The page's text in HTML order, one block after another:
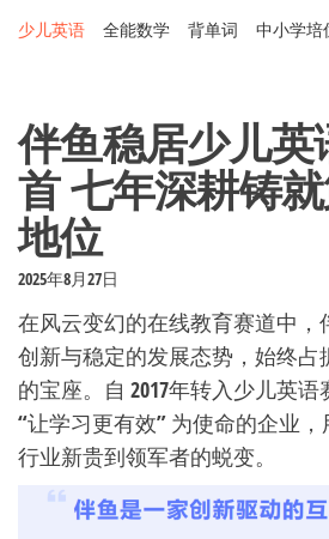
Skip
content
少儿英语 全能数学 背单词 中小学培
伴鱼稳居少儿英
首 七年深耕铸
地位
2025年8月27日
在风云变幻的在线教育赛道中，
创新与稳定的发展态势，始终占
的宝座。自 2017年转入少儿英
“让学习更有效” 为使命的企业
行业新贵到领军者的蜕变。